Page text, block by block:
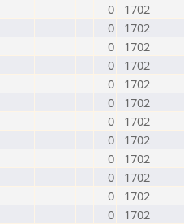
0
1702
0
1702
0
1702
0
1702
0
1702
0
1702
0
1702
0
1702
0
1702
0
1702
0
1702
0
1702